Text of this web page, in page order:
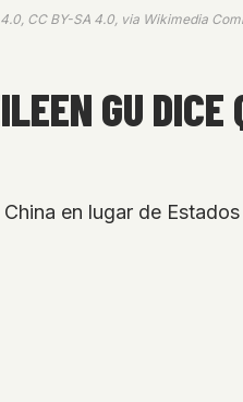
CC BY-SA 4.0, via Wikimedia
GU
en lugar de